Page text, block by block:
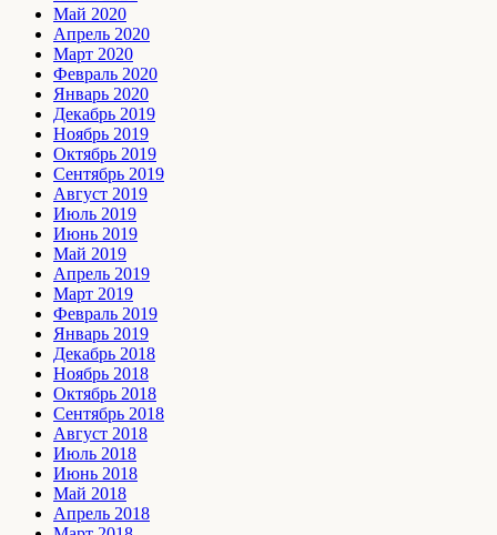
Май 2020
Апрель 2020
Март 2020
Февраль 2020
Январь 2020
Декабрь 2019
Ноябрь 2019
Октябрь 2019
Сентябрь 2019
Август 2019
Июль 2019
Июнь 2019
Май 2019
Апрель 2019
Март 2019
Февраль 2019
Январь 2019
Декабрь 2018
Ноябрь 2018
Октябрь 2018
Сентябрь 2018
Август 2018
Июль 2018
Июнь 2018
Май 2018
Апрель 2018